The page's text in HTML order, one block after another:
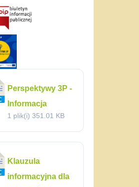
Perspektywy 3P -
Informacja
1 plik(i) 351.01 KB
Klauzula
informacyjna dla